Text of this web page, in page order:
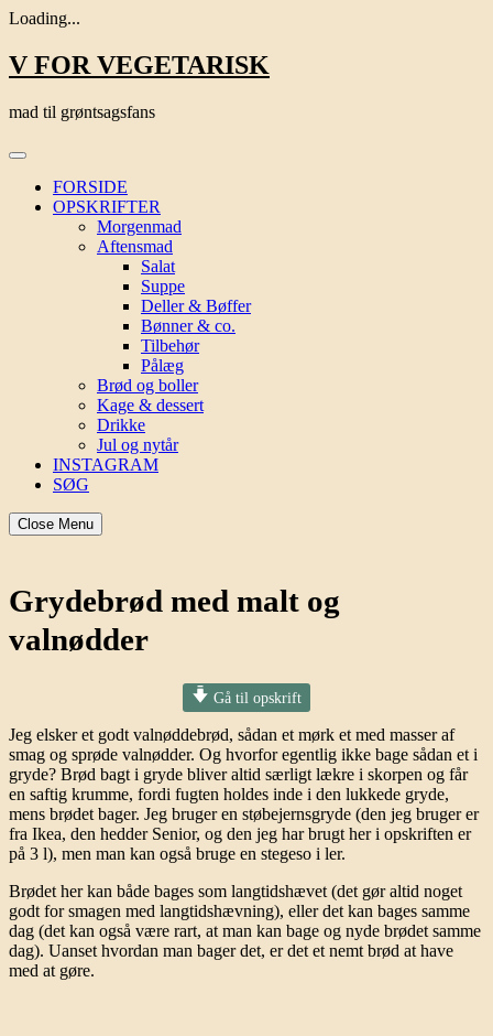
Loading...
Skip
to
V FOR VEGETARISK
mad til grøntsagsfans
FORSIDE
OPSKRIFTER
Morgenmad
Aftensmad
Salat
Suppe
Deller & Bøffer
Bønner & co.
Tilbehør
Pålæg
Brød og boller
Kage & dessert
Drikke
Jul og nytår
INSTAGRAM
SØG
Close Menu
Grydebrød med malt og
valnødder
Gå til opskrift
Jeg elsker et godt valnøddebrød, sådan et mørk et med masser af
smag og sprøde valnødder. Og hvorfor egentlig ikke bage sådan et i
gryde? Brød bagt i gryde bliveraltid særligt lækre i skorpen og får
en saftig krumme, fordi fugten holdes inde i den lukkede gryde,
mens brødet bager. Jeg bruger en støbejernsgryde (den jeg bruger er
fra Ikea, den hedder Senior, og den jeg har brugt her i opskriften er
på 3 l), men man kan også bruge en stegeso i ler.
Brødet her kan både bages som langtidshævet (det gør altid noget
godt for smagen med langtidshævning), eller det kan bages samme
dag (det kan også være rart, at man kan bage og nyde brødet samme
dag). Uanset hvordan man bager det, er det et nemt brød at have
med at gøre.